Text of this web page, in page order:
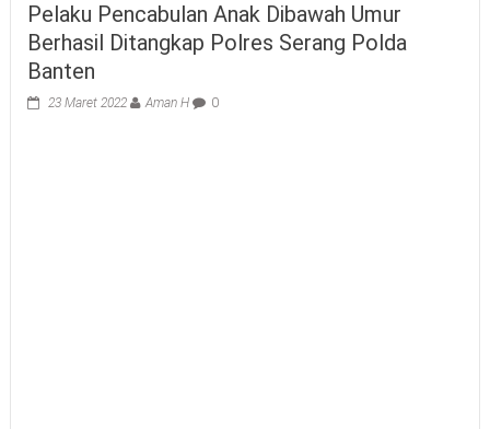
Pelaku Pencabulan Anak Dibawah Umur
Berhasil Ditangkap Polres Serang Polda
Banten
23 Maret 2022 Aman H 0